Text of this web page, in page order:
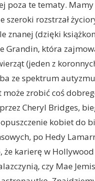
poza te tematy.
szeroki rozstrzał
znanej (dzięki
Grandin, która
(jeden z
ze spektrum
może zrobić coś
Cheryl Bridges,
kobiet do
po Hedy
że karierę w Hollywood
czy Mae